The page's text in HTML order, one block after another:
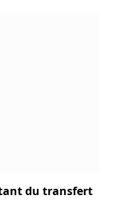
du transfert